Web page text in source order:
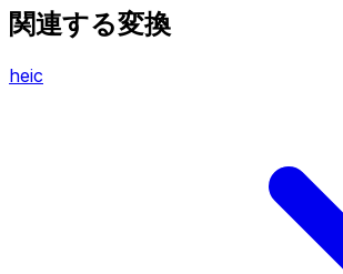
関連する変換
heic